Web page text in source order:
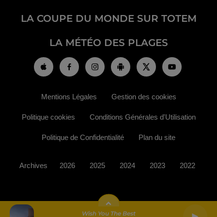
Wish You The Best
LA COUPE DU MONDE SUR TOTEM
LA MÉTÉO DES PLAGES
Mentions Légales Gestion des cookies
Politique cookies Conditions Générales d'Utilisation
Politique de Confidentialité Plan du site
Archives 2026 2025 2024 2023 2022